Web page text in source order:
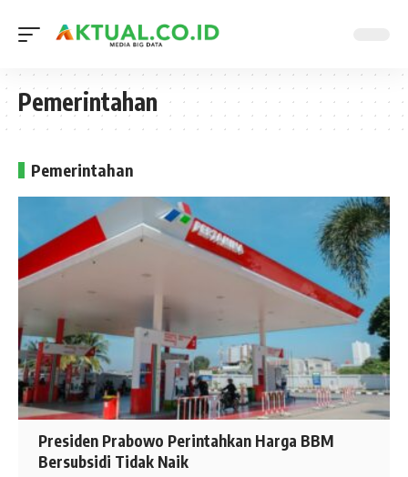
Pemerintahan
Pemerintahan
Presiden Prabowo Perintahkan Harga BBM
Bersubsidi Tidak Naik